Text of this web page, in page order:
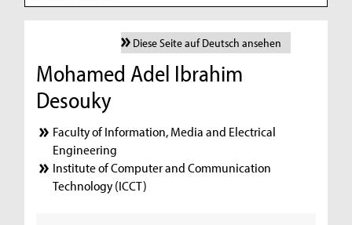
Diese Seite auf Deutsch ansehen
Mohamed Adel Ibrahim
Desouky
Faculty of Information, Media and Electrical
Engineering
Institute of Computer and Communication
Technology (ICCT)